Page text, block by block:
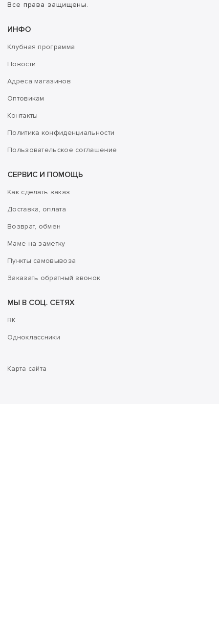
Все права защищены.
ИНФО
Клубная программа
Новости
Адреса магазинов
Оптовикам
Контакты
Политика конфиденциальности
Пользовательское соглашение
СЕРВИС И ПОМОЩЬ
Как сделать заказ
Доставка, оплата
Возврат, обмен
Маме на заметку
Пункты самовывоза
Заказать обратный звонок
МЫ В СОЦ. СЕТЯХ
ВК
Одноклассники
Карта сайта